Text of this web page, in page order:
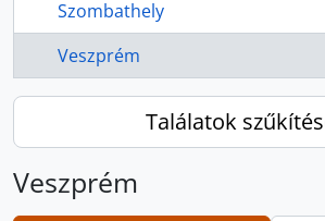
Szombathely
Veszprém
Találatok
Veszprém